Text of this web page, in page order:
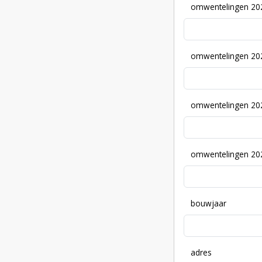
omwentelingen
omwentelingen
omwentelingen
omwentelingen
bouwjaar
adres